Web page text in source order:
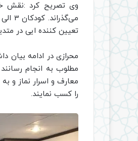
وی تصریح کرد :نقش
تعیین کننده ایی در
محرازی در ادامه بیان
مطلوب به انجام
معارف و اسرار نماز و
را کسب نمایند.